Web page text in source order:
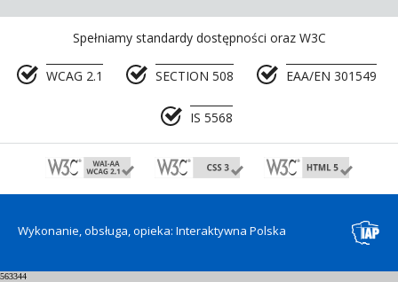
Spełniamy standardy dostępności oraz W3C
WCAG 2.1 SECTION 508 EAA/EN 301549
IS 5568
Wykonanie, obsługa, opieka: Interaktywna Polska
563344